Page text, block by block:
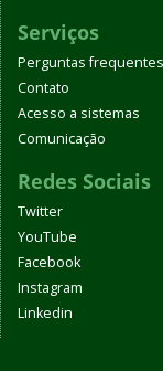
Serviços
Perguntas frequentes
Contato
Acesso a sistemas
Comunicação
Redes Sociais
Twitter
YouTube
Facebook
Instagram
Linkedin